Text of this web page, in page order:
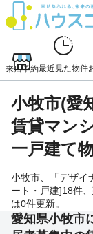
来店予約最近見た物件
小牧市(愛
賃貸マン
一戸建て
小牧市、「デザイ
ート・戸建]18件
は0件更新。
愛知県小牧市